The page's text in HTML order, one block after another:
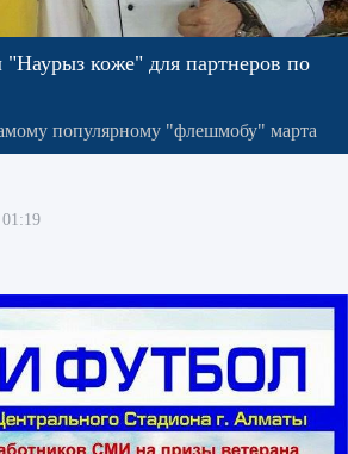
"Наурыз коже" для партнеров по
популярному "флешмобу" марта